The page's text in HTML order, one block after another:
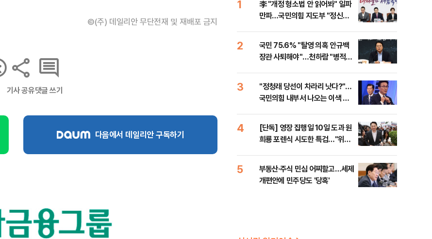
©(주) 데일리안 무단전재 및 재배포 금지
기사 공유댓글 쓰기
다음에서 데일리안 구독하기
1
李 "개정 형소법 안 읽어봐" 일파
만파…국민의힘 지도부 "정신세
2
국민 75.6% "탈영 의혹 안규백
장관 사퇴해야"…천하람 "병적기
3
​"정청래 당선이 차라리 낫다?"…
국민의힘 내부서 나오는 이색 셈
4
[단독] 영장 집행일 10일 도과 원
희룡 포렌식 시도한 특검…"위법
5
부동산·주식 민심 어찌할고…세제
개편안에 민주당도 '당혹'